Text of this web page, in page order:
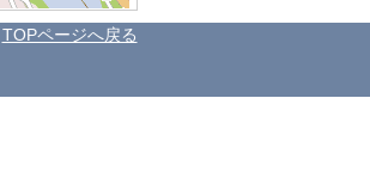
TOPページへ戻る